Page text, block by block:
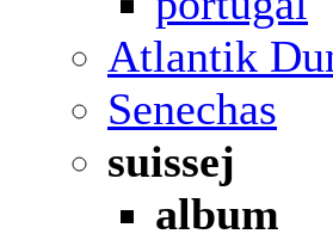
Atlantik
Senechas
suissej
album